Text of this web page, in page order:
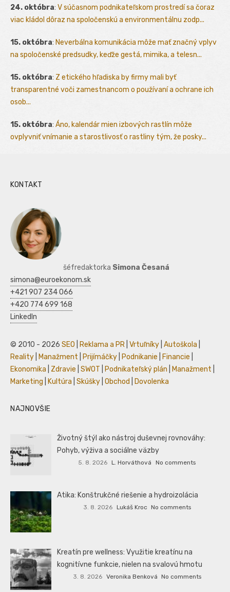
24. októbra: V súčasnom podnikateľskom prostredí sa čoraz
viac kládol dôraz na spoločenskú a environmentálnu zodp...
15. októbra: Neverbálna komunikácia môže mať značný vplyv
na spoločenské predsudky, keďže gestá, mimika, a telesn...
15. októbra: Z etického hľadiska by firmy mali byť
transparentné voči zamestnancom o používaní a ochrane ich
osob...
15. októbra: Áno, kalendár mien izbových rastlín môže
ovplyvniť vnímanie a starostlivosť o rastliny tým, že posky...
KONTAKT
šéfredaktorka Simona Česaná
simona@euroekonom.sk
+421 907 234 066
+420 774 699 168
LinkedIn
© 2010 - 2026 SEO Reklama a PR Vrtuľníky Autoškola
Reality
Manažment Prijímáčky Podnikanie Financie
Ekonomika
Zdravie SWOT Podnikateľský plán Manažment
Marketing
Kultúra Skúšky Obchod Dovolenka
NAJNOVŠIE
Životný štýl ako nástroj duševnej rovnováhy:
Pohyb, výživa a sociálne väzby
5. 8. 2026 L. Horváthová No comments
Atika: Konštrukčné riešenie a hydroizolácia
3. 8. 2026 Lukáš Kroc No comments
Kreatín pre wellness: Využitie kreatínu na
kognitívne funkcie, nielen na svalovú hmotu
3. 8. 2026 Veronika Benková No comments